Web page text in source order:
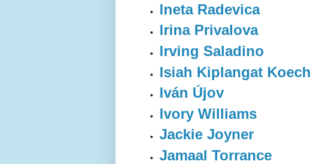
Ineta Radevica
Irina Privalova
Irving Saladino
Isiah Kiplangat Koech
Iván Újov
Ivory Williams
Jackie Joyner
Jamaal Torrance